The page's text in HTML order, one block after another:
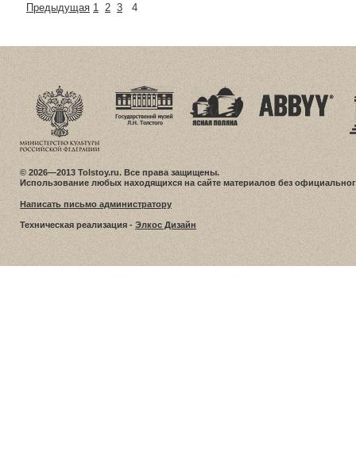
Предыдущая 1 2 3 4
© 2026—2013 Tolstoy.ru. Все права защищены.
Использование любых находящихся на сайте материалов без
Написать письмо администратору
Техническая реализация - Элкос Дизайн